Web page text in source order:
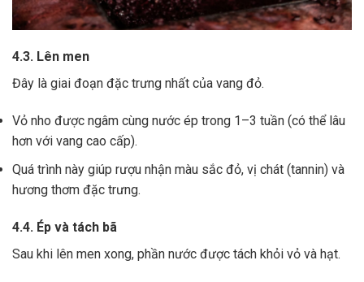
4.3. Lên men
Đây là giai đoạn đặc trưng nhất của vang đỏ.
Vỏ nho được ngâm cùng nước ép trong 1–3 tuần (có thể lâu
hơn với vang cao cấp).
Quá trình này giúp rượu nhận màu sắc đỏ, vị chát (tannin) và
hương thơm đặc trưng.
4.4. Ép và tách bã
Sau khi lên men xong, phần nước được tách khỏi vỏ và hạt.